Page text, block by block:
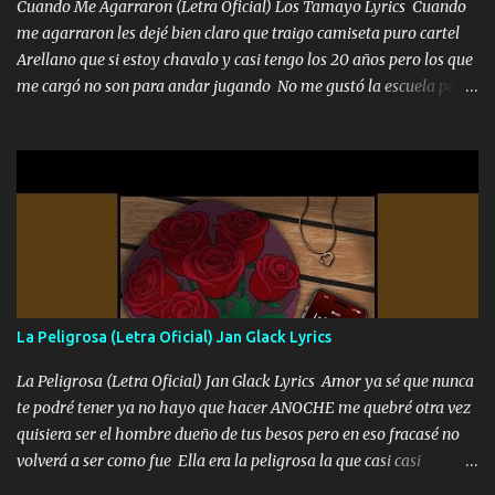
Cuando Me Agarraron (Letra Oficial) Los Tamayo Lyrics Cuando
me agarraron les dejé bien claro que traigo camiseta puro cartel
Arellano que si estoy chavalo y casi tengo los 20 años pero los que
me cargó no son para andar jugando No me gustó la escuela pero
Yo Soy El De Las Pacas Sobrino Del Brazo Armad0 Con mi Glock
fajado y mi R terciado me van a ver allá por TJ para un licenciado
mando un abrazo andamos al cien Choritas también Música
Ando en la colonia bien acelerado traigo un M2 que nunca me ha
fallado para mi compadre mandó un fuerte abrazo también al
Especial sabe que lo apreciamos En los mejores antros me verán
tomando con mujeres hermosas y botellas destapando siempre
bien cuidado bien atrabancado y a los que me conocen ya saben de
lo que hablo Entre lob...
La Peligrosa (Letra Oficial) Jan Glack Lyrics
La Peligrosa (Letra Oficial) Jan Glack Lyrics Amor ya sé que nunca
te podré tener ya no hayo que hacer ANOCHE me quebré otra vez
quisiera ser el hombre dueño de tus besos pero en eso fracasé no
volverá a ser como fue Ella era la peligrosa la que casi casi